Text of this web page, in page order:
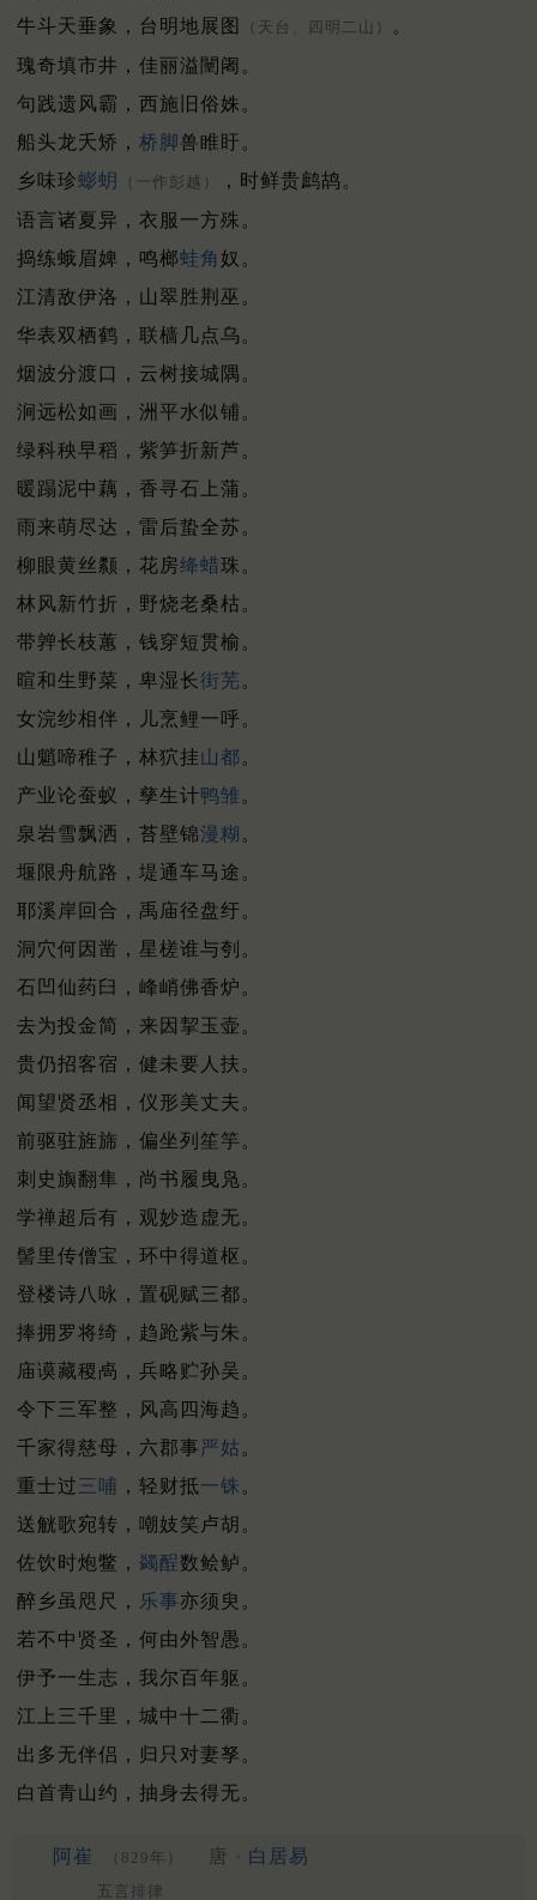
牛斗天垂象，台明地展图
（天台、四明二山）
。
瑰奇填市井，佳丽溢闉阇。
句践遗风霸，西施旧俗姝。
船头龙夭矫， 桥脚兽睢盱。
乡味珍蟛蚏 （一作彭越）
，时鲜贵鹧鸪。
语言诸夏异，衣服一方殊。
捣练蛾眉婢，鸣榔蛙角 奴。
江清敌伊洛，山翠胜荆巫。
华表双栖鹤，联樯几点乌。
烟波分渡口，云树接城隅。
涧远松如画，洲平水似铺。
绿科秧早稻，紫笋折新芦。
暖蹋泥中藕，香寻石上蒲。
雨来萌尽达，雷后蛰全苏。
柳眼黄丝颣，花房绛蜡珠。
林风新竹折，野烧老桑枯。
带亸长枝蕙，钱穿短贯榆。
暄和生野菜，卑湿长街芜 。
女浣纱相伴，儿烹鲤一呼。
山魈啼稚子，林狖挂山都。
产业论蚕蚁，孳生计鸭雏 。
泉岩雪飘洒，苔壁锦漫糊 。
堰限舟航路，堤通车马途。
耶溪岸回合，禹庙径盘纡。
洞穴何因凿，星槎谁与刳。
石凹仙药臼，峰峭佛香炉。
去为投金简，来因挈玉壶。
贵仍招客宿，健未要人扶。
闻望贤丞相，仪形美丈夫。
前驱驻旌旆，偏坐列笙竽。
刺史旟翻隼，尚书履曳凫。
学禅超后有，观妙造虚无。
髻里传僧宝，环中得道枢。
登楼诗八咏，置砚赋三都。
捧拥罗将绮，趋跄紫与朱。
庙谟藏稷卨，兵略贮孙吴。
令下三军整，风高四海趋。
千家得慈母，六郡事 严姑 。
重士过三哺 ，轻财抵一铢 。
送觥歌宛转，嘲妓笑卢胡。
佐饮时炮鳖， 蠲酲数鲙鲈。
醉乡虽咫尺， 乐事亦须臾。
若不中贤圣，何由外智愚。
伊予一生志，我尔百年躯。
江上三千里，城中十二衢。
出多无伴侣，归只对妻孥。
白首青山约，抽身去得无。
阿崔 （829年） 唐 · 白居易
五言排律